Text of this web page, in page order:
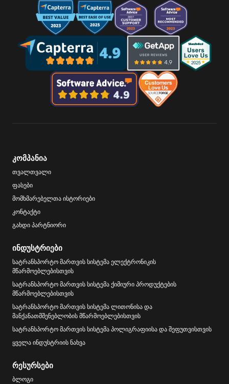
კომპანია
თვალთვალი
ფასები
მომხმარებელთა ისტორიები
კონტაქტი
გახდი პარტნიორი
ინდუსტრიები
სატრანსპორტო მართვის სისტემა ელექტრონიკის
მწარმოებლებისთვის
სატრანსპორტო მართვის სისტემა ქიმიური პროდუქტების
მწარმოებლებისთვის
სატრანსპორტო მართვის სისტემა ლითონისა და
მანქანათმშენებლობის მწარმოებლებისთვის
სატრანსპორტო მართვის სისტემა პოლიგრაფიისა და შეფუთვისთვის
ყველა ინდუსტრიის ნახვა
რესურსები
ბლოგი